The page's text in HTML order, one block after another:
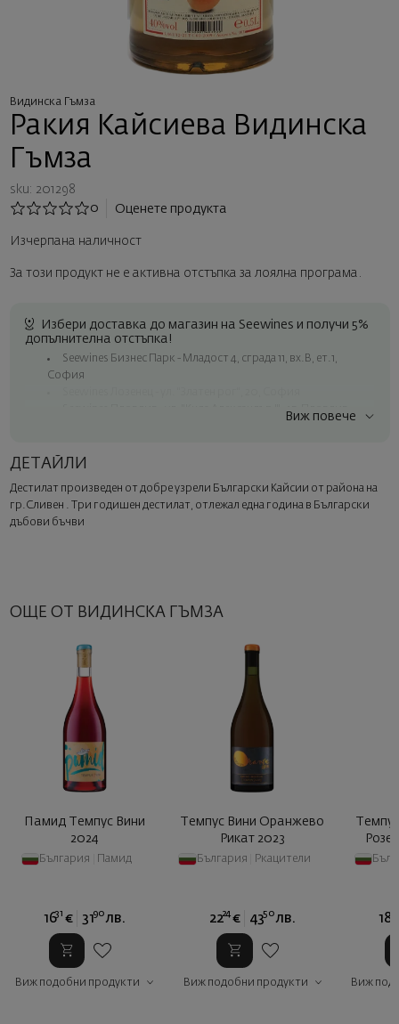
Видинска Гъмза
Ракия Кайсиева Видинска
Гъмза
sku: 201298
0
Оценете продукта
Изчерпана наличност
За този продукт не е активна отстъпка за лоялна програма.
Избери доставка до магазин на Seewines и получи 5%
допълнителна отстъпка!
Seewines Бизнес Парк - Младост 4, сграда 11, вх.В, ет.1,
София
Seewines Пловдив - ул. "Княз Александър I", 45, Пловдив
Куриер на Seewines до адрес в рамките на град София
Изненадайте със стил
Добавете луксозна подаръчна опаковка и персонализирана
Виж повече
ДЕТАЙЛИ
Дестилат произведен от добре узрели Български Кайсии от района на
гр.Сливен . Три годишен дестилат, отлежал една година в Български
дъбови бъчви
ОЩЕ ОТ ВИДИНСКА ГЪМЗА
Памид Темпус Вини
2024
България Памид
1631 € 3190 лв.
Виж подобни продукти
Темпус Вини Оранжево
Рикат 2023
България Ркацители
2224 € 4350 лв.
Виж подобни продукти
Розе
1887
Виж